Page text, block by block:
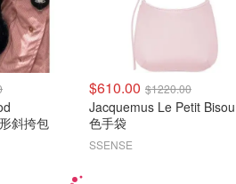
斜挎包
$610.00 $1220.00
Jacquemus Le Petit Bisou 粉
色手袋
SSENSE